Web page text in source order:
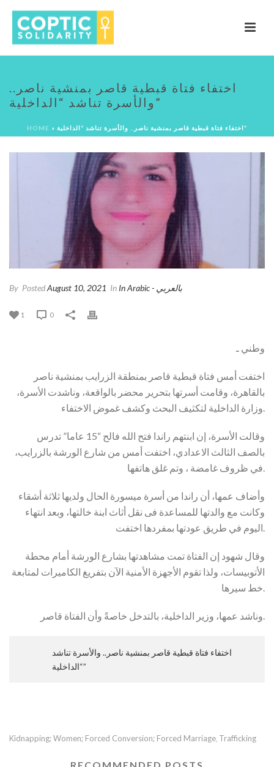
اختفاء فتاة قبطية قاصر بمنشية ناصر..
والأسرة تناشد “الداخلية”
HOME » اختفاء فتاة قبطية قاصر بمنشية ناصر.. والأسرة تناشد “الداخلية”
By PostedAugust 10, 2021 In In Arabic - بالعربي
1 0
وطني ـ
اختفت أمس فتاة قبطية قاصر بمنطقة الزرايب بمنشية ناصر
بالقاهرة، وقامت أسرتها بتحرير محضر بالواقعة، وناشدت الأسرة،
وقالت الأسرة، إن ابنتهم راندا فتح الله فالح “15 عاما” تدرس
بالصف الثالث الاعدادي، اختفت أمس من شارع الورشة بالزرايب،
وأضاف عمها، أن راندا من أسرة ميسورة الحال ولديها ثلاثة أشقاء
وكانت مع والدتها للمساعدة فى نقل أثاث ابنة خالتها، وبعد انتهاء
وقال شهود إن الفتاة تمت مشاهدتها بشارع الورشة أمام محطة
الأتوبيسات، ولذا تقوم الأجهزة الأمنية الآن بتفريغ الكاميرات لمتابعة
اختفاء فتاة قبطية قاصر بمنشية ناصر.. والأسرة تناشد
“الداخلية”
Kidnapping; Women; Forced Conversion; Forced Marriage Trafficking
RECOMMENDED POSTS